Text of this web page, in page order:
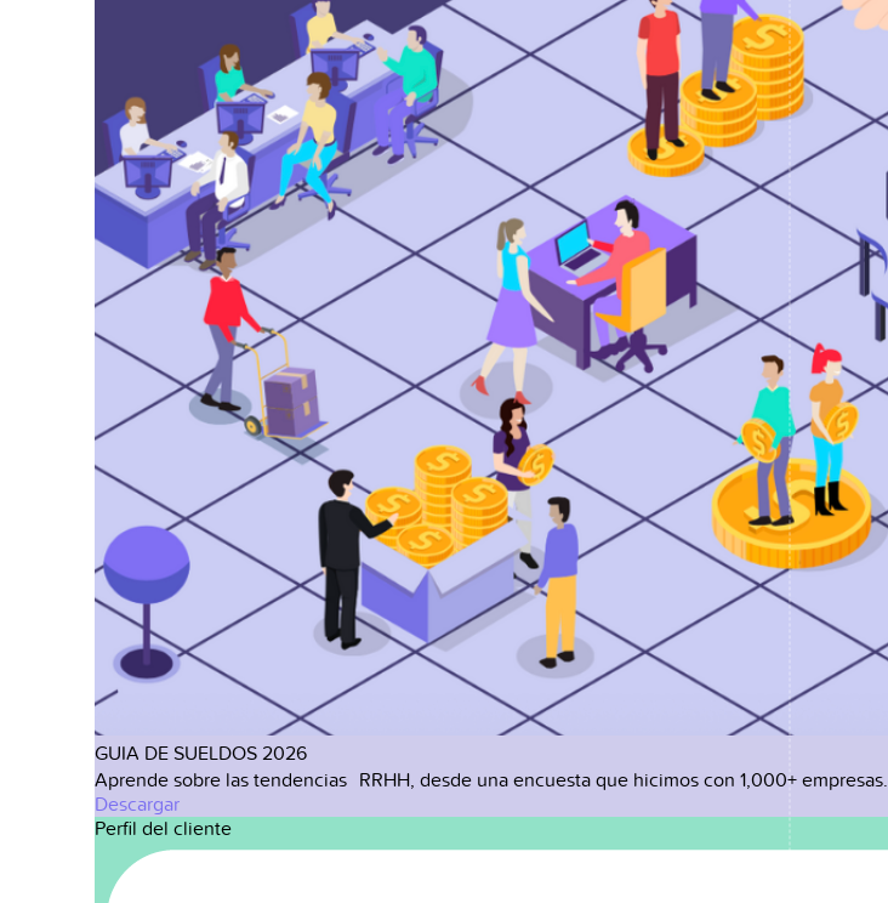
GUIA DE SUELDOS 2026
Aprende sobre las tendencias RRHH, desde una encuesta que hicimos con 1,000+ empresas.
Descargar
Perfil del cliente